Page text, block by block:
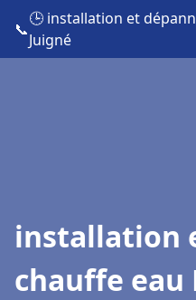
📞
🕒 installation et
Juigné
installation
chauffe